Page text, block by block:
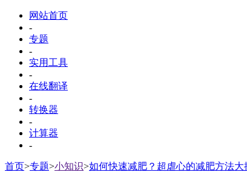
网站首页
-
专题
-
实用工具
-
在线翻译
-
转换器
-
计算器
-
首页>专题>小知识>如何快速减肥？超虐心的减肥方法大